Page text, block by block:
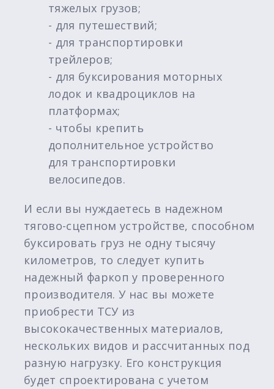
тяжелых грузов;
- для путешествий;
- для транспортировки
трейлеров;
- для буксирования моторных
лодок и квадроциклов на
платформах;
- чтобы крепить
дополнительное устройство
для транспортировки
велосипедов.
И если вы нуждаетесь в надежном
тягово-сцепном устройстве, способном
буксировать груз не одну тысячу
километров, то следует купить
надежный фаркоп у проверенного
производителя. У нас вы можете
приобрести ТСУ из
высококачественных материалов,
нескольких видов и рассчитанных под
разную нагрузку. Его конструкция
будет спроектирована с учетом